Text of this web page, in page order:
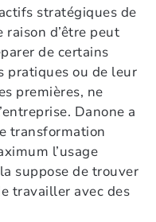
stratégiques de
raison d’être peut
de certains
pratiques ou de leur
premières, ne
Danone a
transformation
l’usage
suppose de trouver
travailler avec des